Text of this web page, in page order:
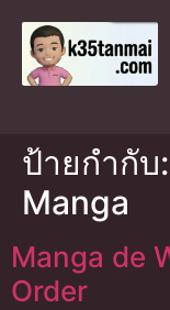
ป้ายกำกับ:
Manga
Manga de
Order